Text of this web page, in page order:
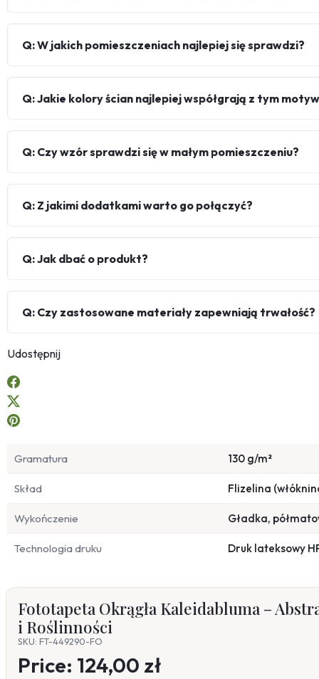
Q: W jakich pomieszczeniach najlepiej się sprawdzi?
Q: Jakie kolory ścian najlepiej współgrają z tym
Q: Czy wzór sprawdzi się w małym pomieszczeniu?
Q: Z jakimi dodatkami warto go połączyć?
Q: Jak dbać o produkt?
Q: Czy zastosowane materiały zapewniają trwałość?
Udostępnij
Gramatura 130 g/m²
Skład Flizelina
Wykończenie Gładka,
Technologia druku Druk lateksowy
Fototapeta Okrągła Kaleidabluma –
i Roślinności
SKU: FT-449290-FO
Price: 124,00 zł